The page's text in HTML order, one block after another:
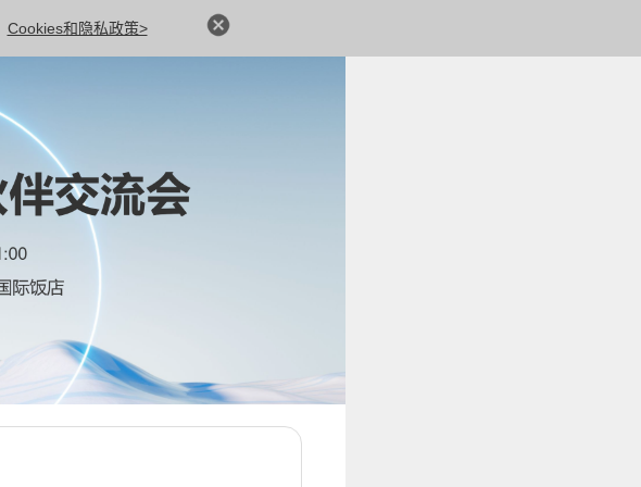
Cookies和隐私政策>